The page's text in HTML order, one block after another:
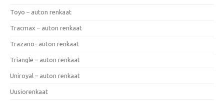
Toyo – auton renkaat
Tracmax – auton renkaat
Trazano- auton renkaat
Triangle – auton renkaat
Uniroyal – auton renkaat
Uusiorenkaat